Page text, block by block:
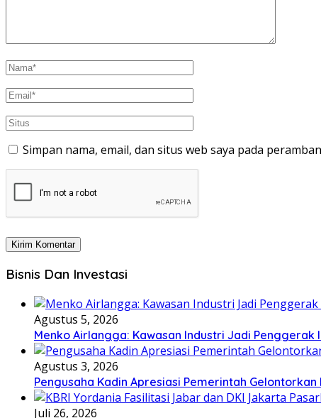
Simpan nama, email, dan situs web saya pada
Bisnis Dan Investasi
Agustus 5, 2026
Menko Airlangga: Kawasan Industri Jadi Penggerak
Agustus 3, 2026
Pengusaha Kadin Apresiasi Pemerintah Gelontorkan
Juli 26, 2026